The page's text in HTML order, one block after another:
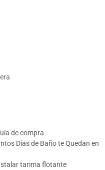
de compra
Días de Baño te Quedan en
tarima flotante